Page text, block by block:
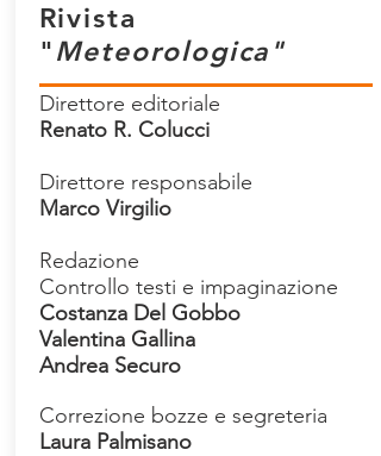
Rivista
"Meteorologica"
Direttore editoriale
Renato R. Colucci
Direttore responsabile
Marco Virgilio
Redazione
Controllo testi e impaginazione
Costanza Del Gobbo
Valentina Gallina
Andrea Securo
Correzione bozze e segreteria
Laura Palmisano